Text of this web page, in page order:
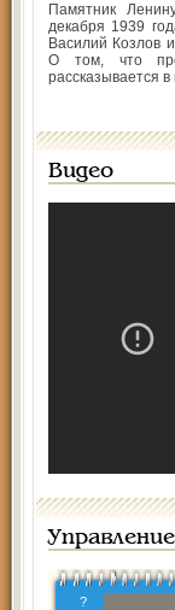
Памятник
декабря 1939
Василий Козлов
О том, что
рассказывается
Видео
Управление
?